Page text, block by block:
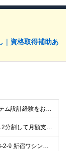
｜資格取得補助あ
■高専、専門学校卒以上 ■システム設計経験をお持ちの方 ┗業務システム・Webシステムの基本設計〜詳細設計の実務経験（4年以上目安） ┗顧客向け設計書・運用手順書、社内向け検証レポートなど、 対象に
年俸制 560万円～1200万円（12分割して月額支給） ※経験やスキルを考慮して決定します。 ※年額（基本給）：4,606,188円～ ※その他固定手当/月：5,000円 ※固定残業手当/月：82
【本社】 東京都新宿区西新宿3-2-9 新宿ワシントンホテルビル本館2F または 東京都千代田区神田錦町2-2-1 KANDA SQUARE 11F Wework または 都内近郊のクライアン